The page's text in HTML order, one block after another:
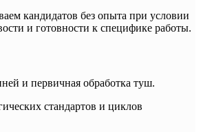
кандидатов без опыта при условии
и готовности к специфике работы.
и первичная обработка туш.
стандартов и циклов